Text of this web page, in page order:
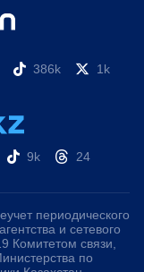
386k
1k
9k 24
периодического
и сетевого
Комитетом связи,
по